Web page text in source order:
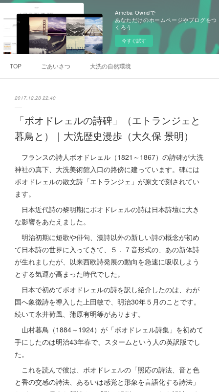
Ameba Owndで
あなただけのホームページやブログをつ
くろう
今すぐ試す
TOP ごあいさつ 大洗の自然環境
2017.12.28 22:40
「ボオドレェルの詩碑」（エトランジェと
暮鳥と）｜大洗歴史漫歩（大久保 景明）
フランスの詩人ボオドレェル（1821～1867）の詩碑が大洗
神社の真下、大洗美術館入口の路傍に建っています。碑には
ボオドレェルの散文詩「エトランジェ」が原文で刻されてい
ます。
日本近代詩の黎明期にボオドレェルの詩は日本詩壇に大き
な影響をあたえました。
明治初期に短歌や俳句、漢詩以外の新しい詩の概念が初め
て日本詩の世界に入ってきて、５．７音形式の、あの新体詩
が生れましたが、以来西欧詩発展の動向を急速に吸収しよう
とする気運が高まった時代でした。
日本で初めてボオドレェルの詩を訳し紹介したのは、わが
国へ象徴詩を導入した上田敏で、明治30年５月のことです。
続いて永井荷風、蒲原有明等があります。
山村暮鳥（1884～1924）が「ボオドレェル詩集」を初めて
手にしたのは明治43年春で、スタームという人の英訳版でし
た。
これを読んで彼は、ボオドレェルの「照応の詩法、音と色
と香の交感の詩法、あるいは感覚と形象を言語化する詩法」